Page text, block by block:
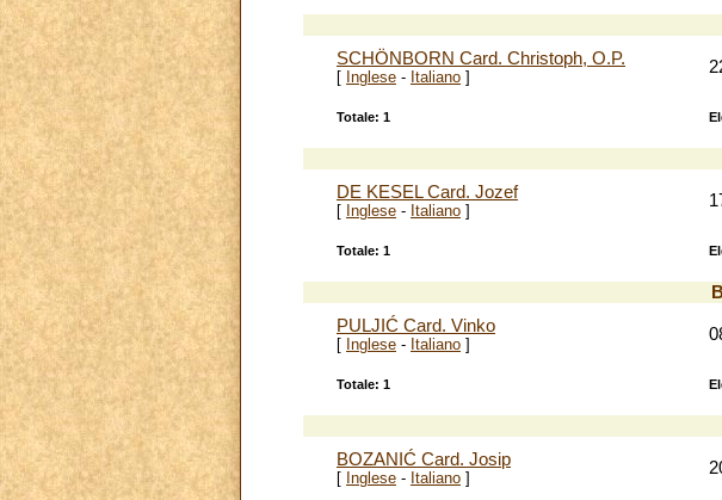
SCHÖNBORN Card. Christoph, O.P.
[ Inglese - Italiano ]
Totale: 1
DE KESEL Card. Jozef
[ Inglese - Italiano ]
Totale: 1
PULJIĆ Card. Vinko
[ Inglese - Italiano ]
Totale: 1
BOZANIĆ Card. Josip
[ Inglese - Italiano ]